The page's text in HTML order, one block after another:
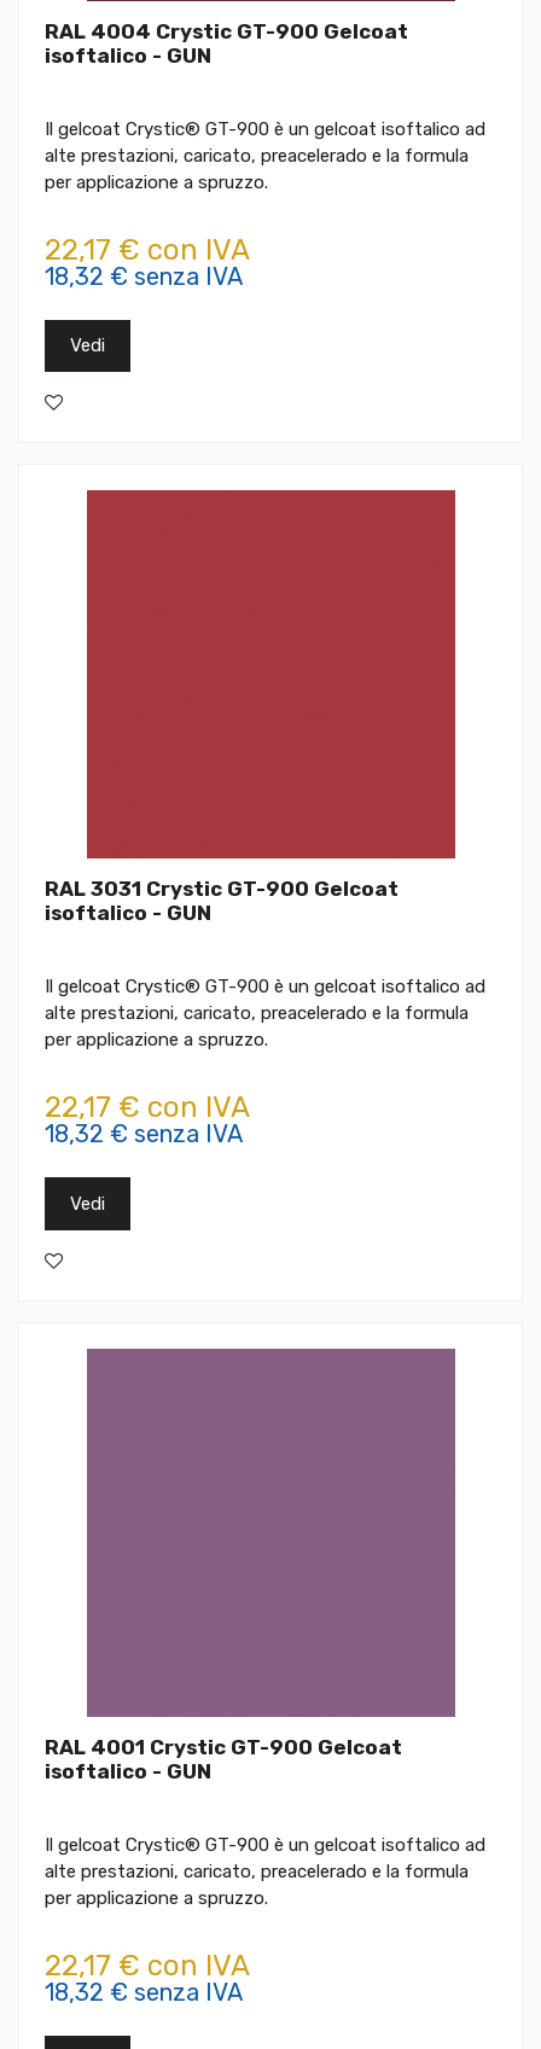
RAL 4004 Crystic GT-900 Gelcoat
isoftalico - GUN
Il gelcoat Crystic® GT-900 è un gelcoat isoftalico ad
alte prestazioni, caricato, preacelerado e la formula
per applicazione a spruzzo.
22,17 € con IVA
18,32 € senza IVA
Vedi
RAL 3031 Crystic GT-900 Gelcoat
isoftalico - GUN
Il gelcoat Crystic® GT-900 è un gelcoat isoftalico ad
alte prestazioni, caricato, preacelerado e la formula
per applicazione a spruzzo.
22,17 € con IVA
18,32 € senza IVA
Vedi
RAL 4001 Crystic GT-900 Gelcoat
isoftalico - GUN
Il gelcoat Crystic® GT-900 è un gelcoat isoftalico ad
alte prestazioni, caricato, preacelerado e la formula
per applicazione a spruzzo.
22,17 € con IVA
18,32 € senza IVA